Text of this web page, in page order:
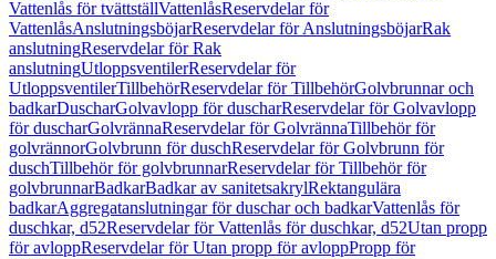
Vattenlås för tvättställVattenlåsReservdelar för
VattenlåsAnslutningsböjarReservdelar för AnslutningsböjarRak
anslutningReservdelar för Rak
anslutningUtloppsventilerReservdelar för
UtloppsventilerTillbehörReservdelar för TillbehörGolvbrunnar och
badkarDuscharGolvavlopp för duscharReservdelar för Golvavlopp
för duscharGolvrännaReservdelar för GolvrännaTillbehör för
golvrännorGolvbrunn för duschReservdelar för Golvbrunn för
duschTillbehör för golvbrunnarReservdelar för Tillbehör för
golvbrunnarBadkarBadkar av sanitetsakrylRektangulära
badkarAggregatanslutningar för duschar och badkarVattenlås för
duschkar, d52Reservdelar för Vattenlås för duschkar, d52Utan propp
för avloppReservdelar för Utan propp för avloppPropp för